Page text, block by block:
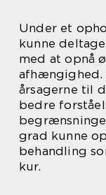
Under et
kunne
med at opnå
afhængighed.
årsagerne til
bedre
grad kunne
behandling
kur.